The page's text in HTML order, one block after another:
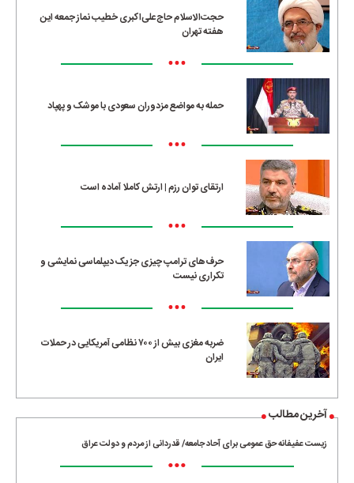
حجت‌الاسلام حاج‌علی‌اکبری خطیب نماز جمعه این
هفته تهران
•••
حمله به مواضع مزدوران سعودی با موشک و پهپاد
•••
ارتقای توان رزم | ارتش کاملا آماده است
•••
حرف‌های ترامپ چیزی جز یک دیپلماسی نمایشی و
تکراری نیست
•••
ضربه مغزی بیش از ۷۰۰ نظامی آمریکایی در حملات
ایران
آخرین مطالب
زیست عفیفانه حق عمومی برای آحاد جامعه/ قدردانی از مردم و دولت عراق
•••